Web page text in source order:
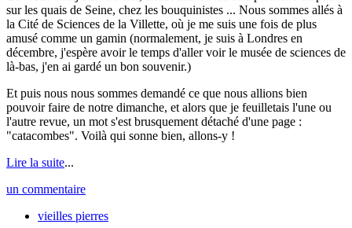
sur les quais de Seine, chez les bouquinistes ... Nous sommes allés à
la Cité de Sciences de la Villette, où je me suis une fois de plus
amusé comme un gamin (normalement, je suis à Londres en
décembre, j'espère avoir le temps d'aller voir le musée de sciences de
là-bas, j'en ai gardé un bon souvenir.)
Et puis nous nous sommes demandé ce que nous allions bien
pouvoir faire de notre dimanche, et alors que je feuilletais l'une ou
l'autre revue, un mot s'est brusquement détaché d'une page :
"catacombes". Voilà qui sonne bien, allons-y !
Lire la suite...
un commentaire
vieilles pierres